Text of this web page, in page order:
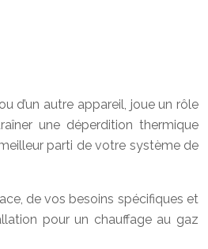
d’un autre appareil, joue un rôle
une déperdition thermique
parti de votre système de
de vos besoins spécifiques et
pour un chauffage au gaz